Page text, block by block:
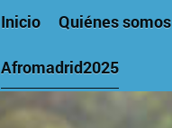
Inicio Quiénes somos
Afromadrid2025